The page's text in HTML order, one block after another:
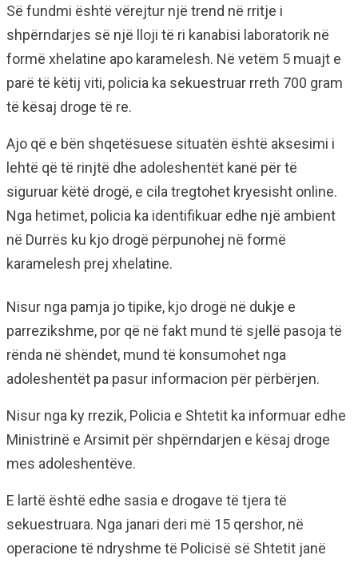
Së fundmi është vërejtur një trend në rritje i
shpërndarjes së një lloji të ri kanabisi laboratorik në
formë xhelatine apo karamelesh. Në vetëm 5 muajt e
parë të këtij viti, policia ka sekuestruar rreth 700 gram
të kësaj droge të re.
Ajo që e bën shqetësuese situatën është aksesimi i
lehtë që të rinjtë dhe adoleshentët kanë për të
siguruar këtë drogë, e cila tregtohet kryesisht online.
Nga hetimet, policia ka identifikuar edhe një ambient
në Durrës ku kjo drogë përpunohej në formë
karamelesh prej xhelatine.
Nisur nga pamja jo tipike, kjo drogë në dukje e
parrezikshme, por që në fakt mund të sjellë pasoja të
rënda në shëndet, mund të konsumohet nga
adoleshentët pa pasur informacion për përbërjen.
Nisur nga ky rrezik, Policia e Shtetit ka informuar edhe
Ministrinë e Arsimit për shpërndarjen e kësaj droge
mes adoleshentëve.
E lartë është edhe sasia e drogave të tjera të
sekuestruara. Nga janari deri më 15 qershor, në
operacione të ndryshme të Policisë së Shtetit janë